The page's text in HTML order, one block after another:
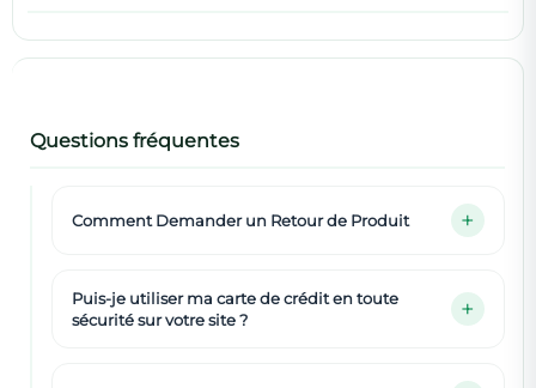
Questions fréquentes
Comment Demander un Retour de Produit
Puis-je utiliser ma carte de crédit en toute
sécurité sur votre site ?